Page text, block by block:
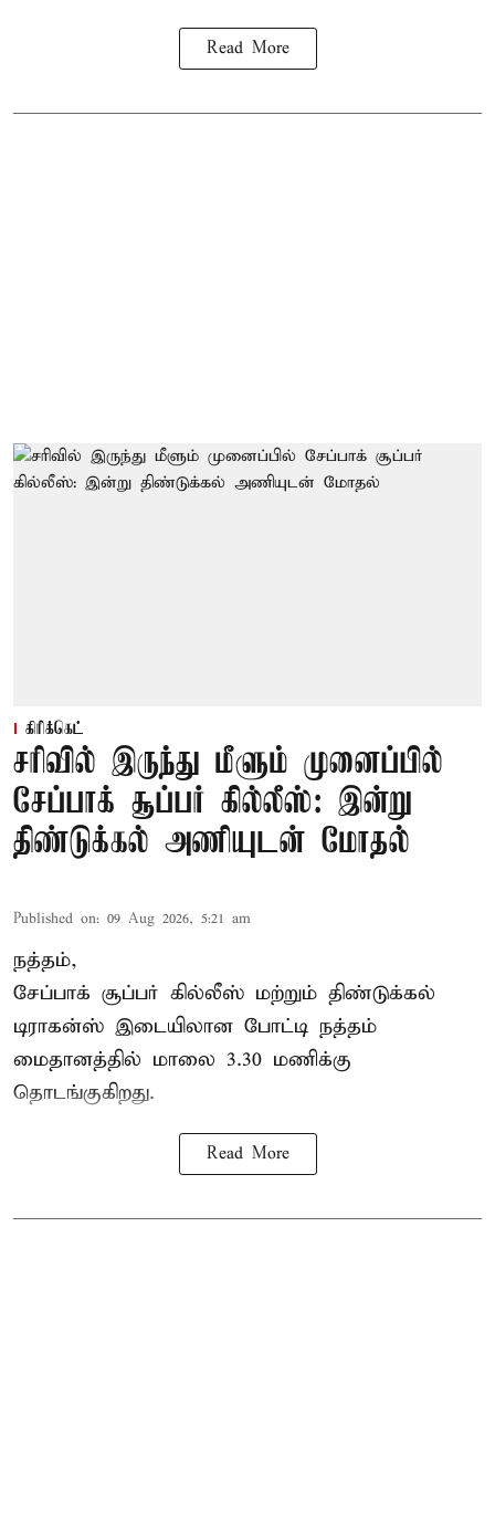
Read More
கிரிக்கெட்
சரிவில் இருந்து மீளும் முனைப்பில்
சேப்பாக் சூப்பர் கில்லீஸ்: இன்று
திண்டுக்கல் அணியுடன் மோதல்
Published on: 09 Aug 2026, 5:21 am
நத்தம்,
சேப்பாக் சூப்பர் கில்லீஸ் மற்றும் திண்டுக்கல்
டிராகன்ஸ் இடையிலான போட்டி நத்தம்
மைதானத்தில் மாலை 3.30 மணிக்கு
தொடங்குகிறது.
Read More